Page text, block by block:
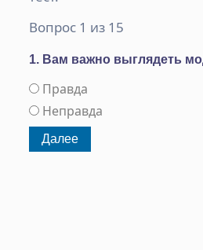
Вопрос 1 из 15
1. Вам важно выглядеть
Правда
Неправда